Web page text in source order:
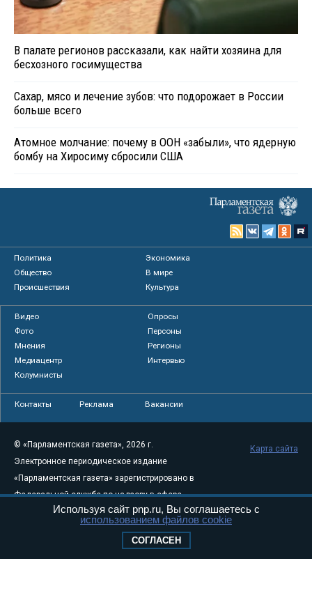
В палате регионов рассказали, как найти хозяина для
бесхозного госимущества
Сахар, мясо и лечение зубов: что подорожает в России
больше всего
Атомное молчание: почему в ООН «забыли», что ядерную
бомбу на Хиросиму сбросили США
Политика
Экономика
Общество
В мире
Происшествия
Культура
Видео
Опросы
Фото
Персоны
Мнения
Регионы
Медиацентр
Интервью
Колумнисты
Контакты Реклама Вакансии
© «Парламентская газета», 2026 г.
Электронное периодическое издание
«Парламентская газета» зарегистрировано в
Федеральной службе по надзору в сфере
связи, информационных технологий и
массовых коммуникаций (Роскомнадзор) 05
Свидетельство о регистрации Эл № ФС77-
Карта сайта
Используя сайт pnp.ru, Вы соглашаетесь с
использованием файлов cookie
СОГЛАСЕН